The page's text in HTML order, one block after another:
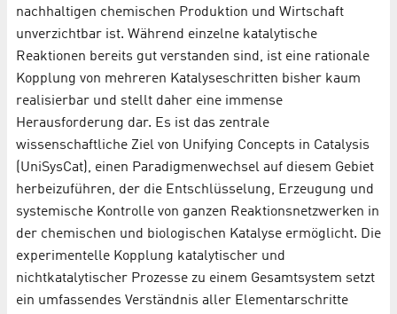
nachhaltigen chemischen Produktion und Wirtschaft
unverzichtbar ist. Während einzelne katalytische
Reaktionen bereits gut verstanden sind, ist eine rationale
Kopplung von mehreren Katalyseschritten bisher kaum
realisierbar und stellt daher eine immense
Herausforderung dar. Es ist das zentrale
wissenschaftliche Ziel von Unifying Concepts in Catalysis
(UniSysCat), einen Paradigmenwechsel auf diesem Gebiet
herbeizuführen, der die Entschlüsselung, Erzeugung und
systemische Kontrolle von ganzen Reaktionsnetzwerken in
der chemischen und biologischen Katalyse ermöglicht. Die
experimentelle Kopplung katalytischer und
nichtkatalytischer Prozesse zu einem Gesamtsystem setzt
ein umfassendes Verständnis aller Elementarschritte